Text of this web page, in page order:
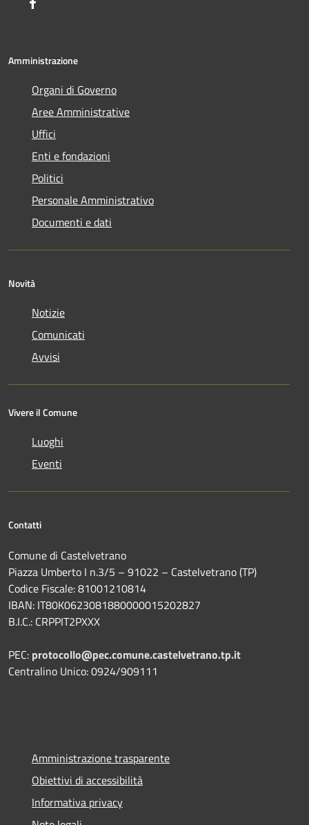
Amministrazione
Organi di Governo
Aree Amministrative
Uffici
Enti e fondazioni
Politici
Personale Amministrativo
Documenti e dati
Novità
Notizie
Comunicati
Avvisi
Vivere il Comune
Luoghi
Eventi
Contatti
Comune di Castelvetrano
Piazza Umberto I n.3/5 – 91022 – Castelvetrano (TP)
Codice Fiscale: 81001210814
IBAN: IT80K0623081880000015202827
B.I.C.: CRPPIT2PXXX
PEC: protocollo@pec.comune.castelvetrano.tp.it
Centralino Unico: 0924/909111
Amministrazione trasparente
Obiettivi di accessibilità
Informativa privacy